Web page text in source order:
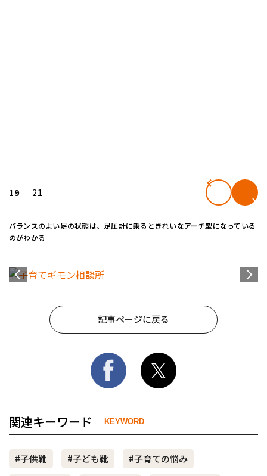
19 21
バランスのよい足の状態は、足圧計に乗るときれいなアーチ型になっている
のがわかる
記事ページに戻る
関連キーワード KEYWORD
#子供靴 #子ども靴
#子育ての悩み